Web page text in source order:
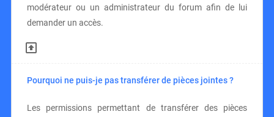
modérateur ou un administrateur du forum afin de lui
demander un accès.
Pourquoi ne puis-je pas transférer de pièces jointes ?
Les permissions permettant de transférer des pièces